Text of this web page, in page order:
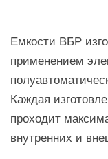
Емкости ВБР
применением
Каждая
проходит
внутренних и